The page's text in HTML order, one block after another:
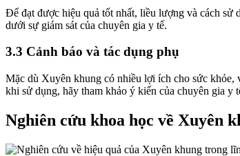
Để đạt được hiệu quả tốt nhất, liều lượng và cách sử
dưới sự giám sát của chuyên gia y tế.
3.3 Cảnh báo và tác dụng phụ
Mặc dù Xuyên khung có nhiều lợi ích cho sức
khi sử dụng, hãy tham khảo ý kiến ​​của chuyên gia y
Nghiên cứu khoa học về Xuyên